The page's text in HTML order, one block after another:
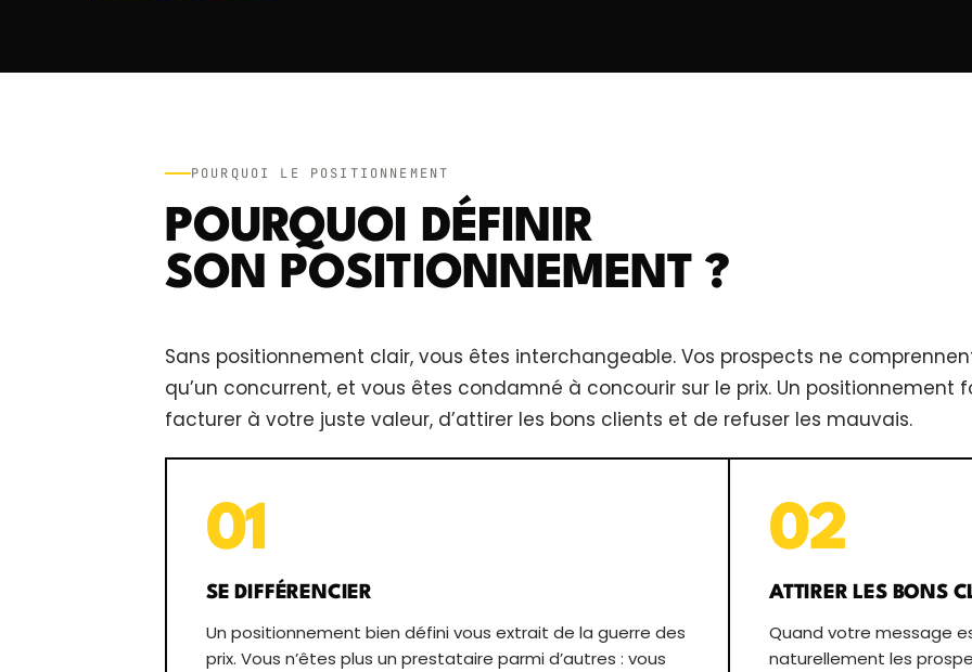
POURQUOI LE POSITIONNEMENT
POURQUOI DÉFINIR
SON POSITIONNEMENT ?
Sans positionnement clair, vous êtes interchangeable. Vos prospects ne
qu’un concurrent, et vous êtes condamné à concourir sur le prix. Un positionnement
facturer à votre juste valeur, d’attirer les bons clients et de refuser les mauvais.
01
SE DIFFÉRENCIER
Un positionnement bien défini vous extrait de la guerre des
prix. Vous n’êtes plus un prestataire parmi d’autres : vous
02
ATTIRER LES BONS
Quand votre message
naturellement les